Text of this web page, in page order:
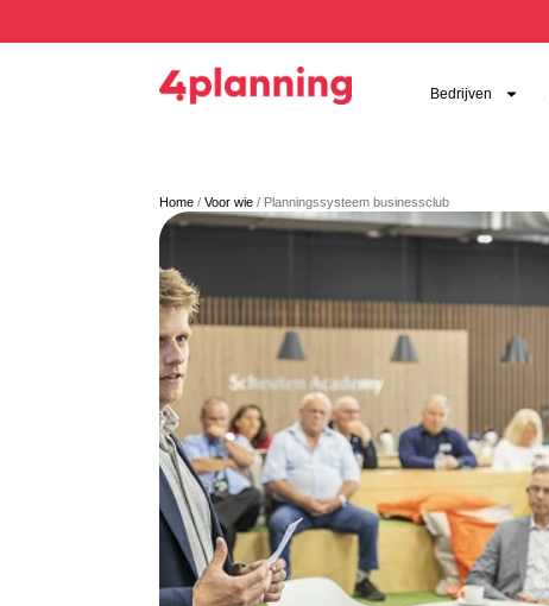
Bedrijven
Home /Voor wie / Planningssysteem businessclub